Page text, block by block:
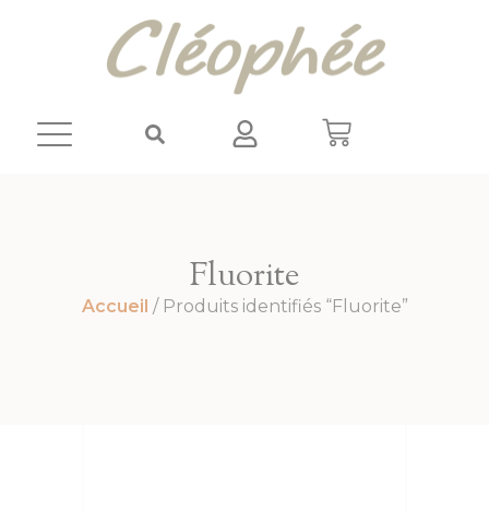
Fluorite
Accueil / Produits identifiés “Fluorite”